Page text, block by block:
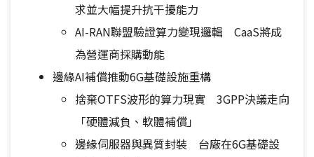
求並大幅提升抗干擾能力
AI-RAN聯盟驗證算力變現邏輯 CaaS將成
為營運商採購動能
邊緣AI補償推動6G基礎設施重構
捨棄OTFS波形的算力現實 3GPP決議走向
「硬體減負、軟體補償」
邊緣伺服器與異質封裝 台廠在6G基礎設